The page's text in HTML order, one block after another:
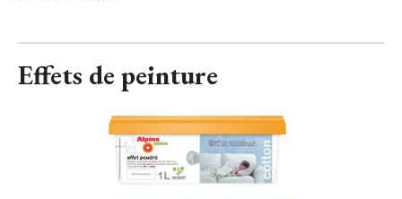
Effets de peinture